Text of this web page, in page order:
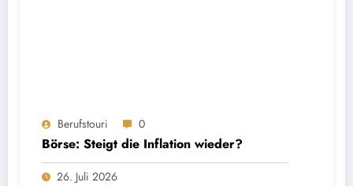
Berufstouri 0
Börse: Steigt die Inflation wieder?
26. Juli 2026